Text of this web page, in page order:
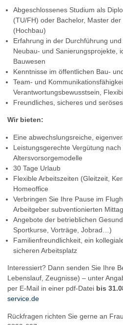
Abgeschlossenes Studium als
(TU/FH) oder Bachelor, Master
(Hochbau)
Erfahrung in der Durchführung
Neubau- und Sanierungsprojekte,
Bauwesen
Kenntnisse im öffentlichen Bau-
Team- und
Verantwortungsbewusstsein,
Freundliches, sicheres und
Wir bieten:
Eine abwechslungsreiche,
Leistungsgerechte Vergütung
Altersvorsorgemodelle
30 Tage Urlaub
Flexible Arbeitszeiten (Gleitzeit,
Homeoffice
Verbringen Sie Ihre Pause im
Arbeitgeber subventionierten
Angebote der betrieblichen
Sportkurse, Vorträge, Jobrad…)
Familienfreundlichkeit, ein
sicheren Arbeitsplatz
Interessiert? Dann senden Sie Ihre
Lebenslauf, Zeugnisse) – unter
per E-Mail in einer pdf-Datei bis
service.de
Rückfragen richten Sie gerne an